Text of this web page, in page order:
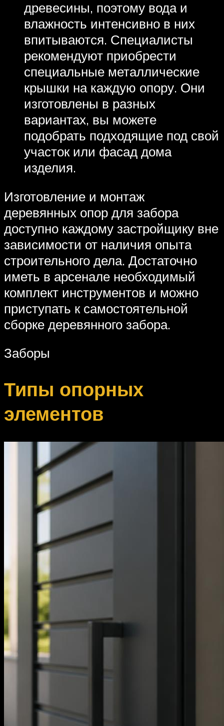
древесины, поэтому вода и
влажность интенсивно в них
впитываются. Специалисты
рекомендуют приобрести
специальные металлические
крышки на каждую опору. Они
изготовлены в разных
вариантах, вы можете
подобрать подходящие под свой
участок или фасад дома
изделия.
Изготовление и монтаж
деревянных опор для забора
доступно каждому застройщику вне
зависимости от наличия опыта
строительного дела. Достаточно
иметь в арсенале необходимый
комплект инструментов и можно
приступать к самостоятельной
сборке деревянного забора.
Заборы
Типы опорных
элементов